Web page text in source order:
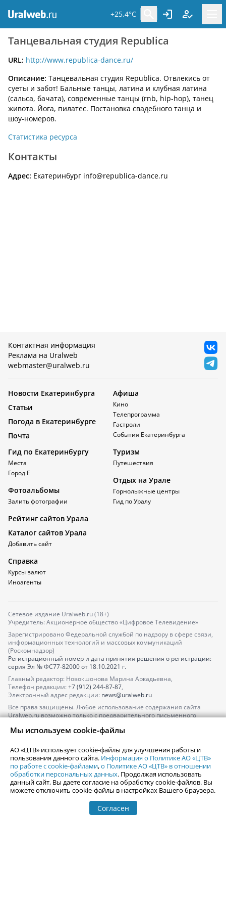
+25.4°C
Танцевальная студия Republica
URL: http://www.republica-dance.ru/
Описание: Танцевальная студия Republica. Отвлекись от
суеты и забот! Бальные танцы, латина и клубная латина
(сальса, бачата), современные танцы (rnb, hip-hop), танец
живота. Йога, пилатес. Постановка свадебного танца и
шоу-номеров.
Статистика ресурса
Контакты
Адрес: Екатеринбург info@republica-dance.ru
Контактная информация
Реклама на Uralweb
webmaster@uralweb.ru
Новости Екатеринбурга
Статьи
Погода в Екатеринбурге
Почта
Афиша
Кино
Телепрограмма
Гастроли
События Екатеринбурга
Гид по Екатеринбургу
Места
Город Е
Фотоальбомы
Залить фотографии
Туризм
Путешествия
Отдых на Урале
Горнолыжные центры
Гид по Уралу
Рейтинг сайтов Урала
Каталог сайтов Урала
Добавить сайт
Справка
Курсы валют
Иноагенты
Сетевое издание Uralweb.ru (18+)
Учредитель: Акционерное общество «Цифровое Телевидение»
Зарегистрировано Федеральной службой по надзору в сфере связи,
информационных технологий и массовых коммуникаций
(Роскомнадзор)
Регистрационный номер и дата принятия решения о регистрации:
серия Эл № ФС77-82000от 18.10.2021 г.
Главный редактор: Новокшонова Марина Аркадьевна,
Телефон редакции: +7 (912) 244-87-87,
Электронный адрес редакции: news@uralweb.ru
Все права защищены. Любое использование содержания сайта
Uralweb.ru возможно только с предварительного письменного
По вопросам размещения рекламы обращайтесь по тел.
По вопросам размещения информации в разделе «Афиша»
afisha@uralweb.ru
Пользовательское соглашение на использование сайта
Политика АО «ЦТВ» в отношении обработки персональных данных
Мы используем cookie-файлы
АО «ЦТВ» использует cookie-файлы для улучшения работы и
пользования данного сайта. Информация о Политике АО «ЦТВ»
по работе с cookie-файлами,о Политике АО «ЦТВ» в отношении
обработки персональных данных. Продолжая использовать
данный сайт, Вы даете согласие на обработку cookie-файлов. Вы
можете отключить cookie-файлы в настройках Вашего браузера.
Согласен